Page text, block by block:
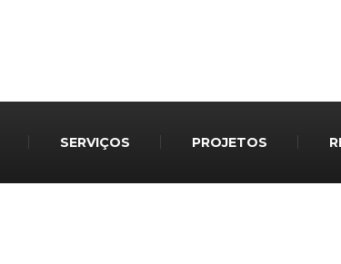
SERVIÇOS PROJETOS